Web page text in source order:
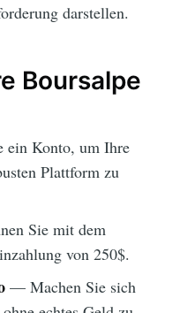
darstellen.
Boursalpe
Konto, um Ihre
Plattform zu
Sie mit dem
von 250$.
— Machen Sie sich